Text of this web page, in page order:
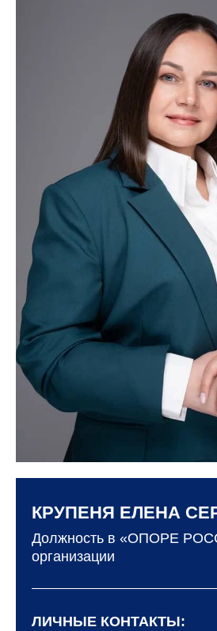
КРУПЕНЯ ЕЛЕНА
Должность в «ОПОРЕ
организации
ЛИЧНЫЕ КОНТАКТЫ: